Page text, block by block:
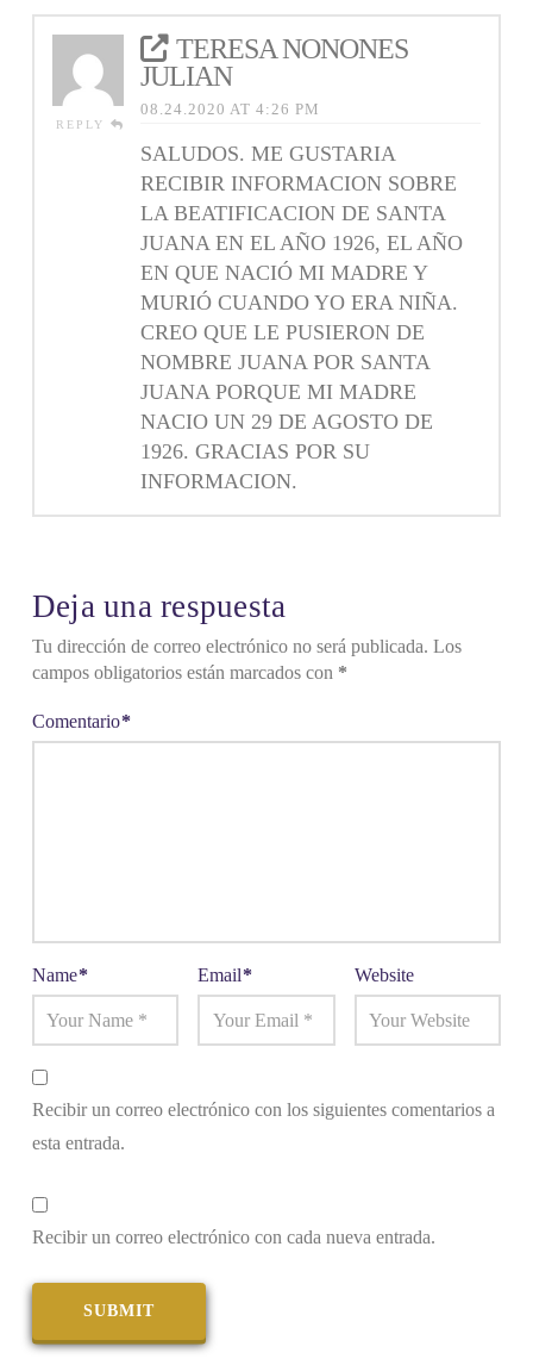
REPLY
TERESA NONONES
JULIAN
08.24.2020 AT 4:26 PM
SALUDOS. ME GUSTARIA
RECIBIR INFORMACION SOBRE
LA BEATIFICACION DE SANTA
JUANA EN EL AÑO 1926, EL AÑO
EN QUE NACIÓ MI MADRE Y
MURIÓ CUANDO YO ERA NIÑA.
CREO QUE LE PUSIERON DE
NOMBRE JUANA POR SANTA
JUANA PORQUE MI MADRE
NACIO UN 29 DE AGOSTO DE
1926. GRACIAS POR SU
INFORMACION.
Deja una respuesta
Tu dirección de correo electrónico no será publicada. Los
campos obligatorios están marcados con *
Comentario*
Name* Email* Website
Recibir un correo electrónico con los siguientes comentarios a
esta entrada.
Recibir un correo electrónico con cada nueva entrada.